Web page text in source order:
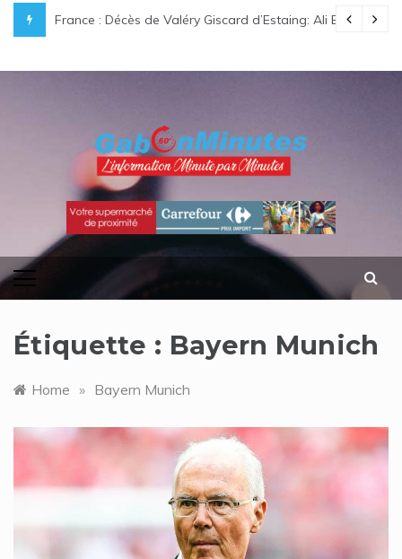
gabonaise au destin hors du commun
France : Décès de Valéry Giscard d’Estaing: Ali Bongo
gabonminutes.com
l'information minutes par minutes
Étiquette : Bayern Munich
Home » Bayern Munich